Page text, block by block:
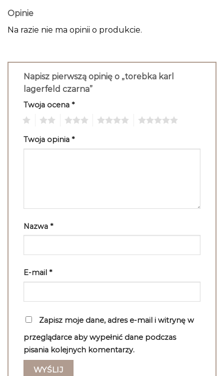
Opinie
Na razie nie ma opinii o produkcie.
Napisz pierwszą opinię o „torebka karl
lagerfeld czarna”
Twoja ocena *
Twoja opinia *
Nazwa *
E-mail *
Zapisz moje dane, adres e-mail i witrynę w
przeglądarce aby wypełnić dane podczas
pisania kolejnych komentarzy.